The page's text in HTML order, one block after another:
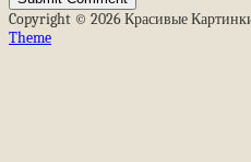
Copyright © 2026 Красивые
Theme